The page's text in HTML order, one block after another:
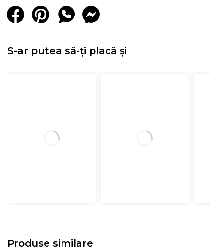
S-ar putea să-ți placă și
Produse similare